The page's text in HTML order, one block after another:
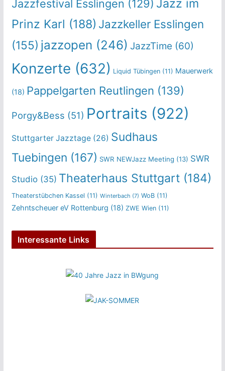
Jazzfestival Esslingen (129) Jazz im
Prinz Karl (188) Jazzkeller Esslingen
(155) jazzopen (246) JazzTime (60)
Konzerte (632) Liquid Tübingen(11) Mauerwerk
(18) Pappelgarten Reutlingen (139)
Porgy&Bess (51) Portraits (922)
Stuttgarter Jazztage(26) Sudhaus
Tuebingen (167) SWR NEWJazz Meeting (13) SWR
Studio(35) Theaterhaus Stuttgart(184)
Theaterstübchen Kassel (11) Winterbach (7) WoB(11)
Zehntscheuer eV Rottenburg (18) ZWE Wien(11)
Interessante Links